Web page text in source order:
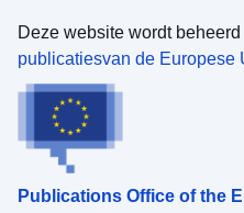
Deze website wordt
publicatiesvan de Europese
Publications Office of the